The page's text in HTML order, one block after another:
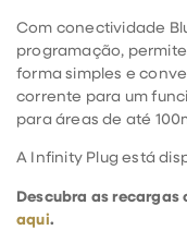
Com conectividade
programação,
forma simples e
corrente para um
para áreas de até
A Infinity Plug está
Descubra as
aqui.